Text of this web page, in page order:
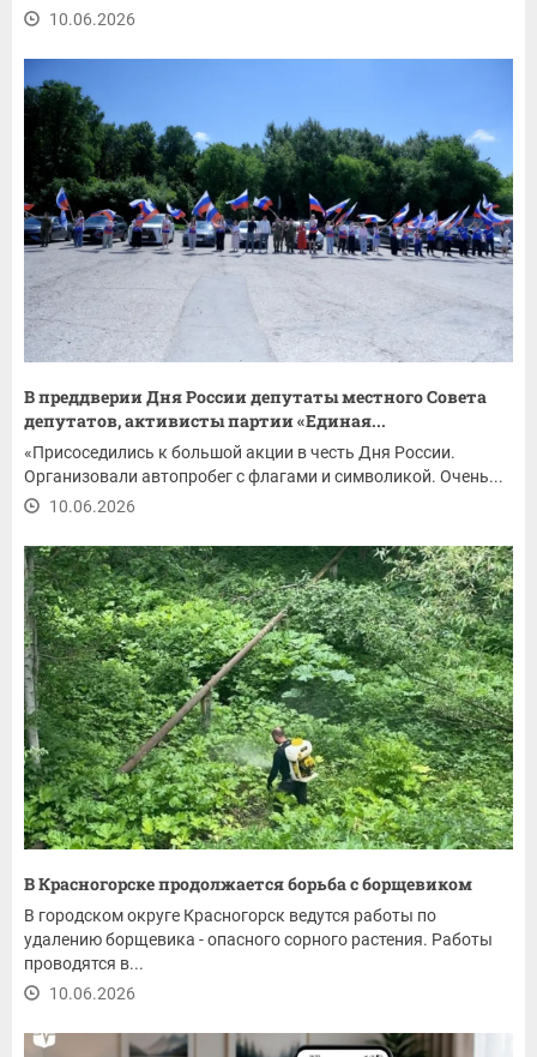
10.06.2026
В преддверии Дня России депутаты местного Совета
депутатов, активисты партии «Единая...
«Присоседились к большой акции в честь Дня России.
Организовали автопробег с флагами и символикой. Очень...
10.06.2026
В Красногорске продолжается борьба с борщевиком
В городском округе Красногорск ведутся работы по
удалению борщевика - опасного сорного растения. Работы
проводятся в...
10.06.2026